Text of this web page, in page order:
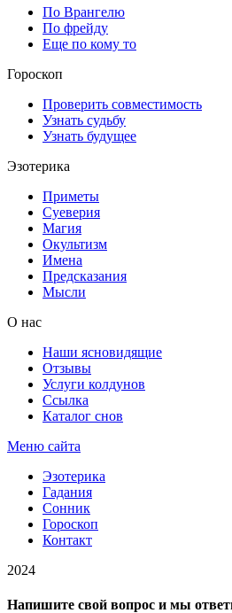
По Врангелю
По фрейду
Еще по кому то
Гороскоп
Проверить совместимость
Узнать судьбу
Узнать будущее
Эзотерика
Приметы
Суеверия
Магия
Окультизм
Имена
Предсказания
Мысли
О нас
Наши ясновидящие
Отзывы
Услуги колдунов
Ссылка
Каталог снов
Меню сайта
Эзотерика
Гадания
Сонник
Гороскоп
Контакт
2024
Напишите свой вопрос и мы